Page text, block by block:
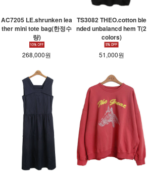
AC7205 LE.shrunken lea
ther mini tote bag(한정수
량)
268,000원
TS3082 THEO.cotton ble
nded unbalancd hem T(2
colors)
51,000원